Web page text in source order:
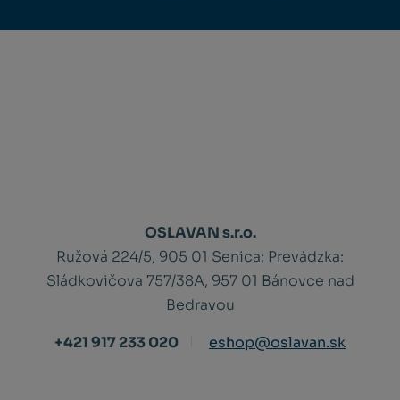
OSLAVAN s.r.o.
Ružová 224/5, 905 01 Senica; Prevádzka:
Sládkovičova 757/38A, 957 01 Bánovce nad
Bedravou
+421 917 233 020
eshop@oslavan.sk